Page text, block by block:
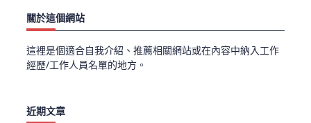
關於這個網站
這裡是個適合自我介紹、推薦相關網站或在內容中納入工作
經歷/工作人員名單的地方。
近期文章